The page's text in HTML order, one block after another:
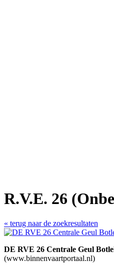
R.V.E. 26
« terug naar de zoekresultaten
DE RVE 26 Centrale Geul
(www.binnenvaartportaal.nl)